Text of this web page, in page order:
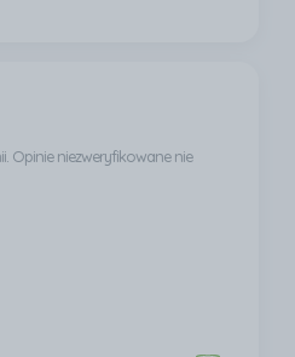
Opinie niezweryfikowane nie